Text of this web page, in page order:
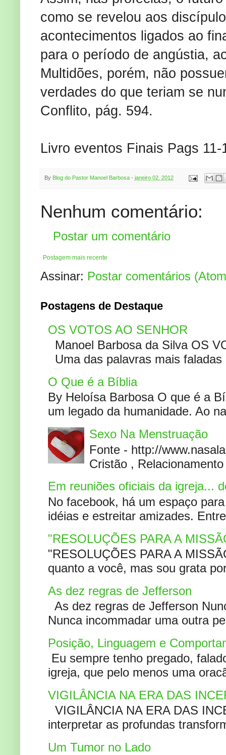
como se revelou aos
acontecimentos ligados ao
para o período de angústia,
Multidões, porém, não
verdades do que teriam se
Conflito, pág. 594.
Livro eventos Finais Pags 11-
By Blog do Pastor Manoel Barbosa - janeiro 02, 2012
Nenhum comentário:
Postar um comentário
Postagem mais recente
Assinar: Postar comentários
Postagens de Destaque
OS VOTOS AO SENHOR
Manoel Barbosa da Silva OS
Uma das palavras mais
O Que é a Bíblia
By Heloísa Barbosa O que é a
um legado da humanidade. Ao
Sexo Na Menstruação
Fonte - http://
Cristão ,
Em reuniões oficiais da igreja...
No facebook, há um espaço
idéias e estreitar amizades.
"RESOLUÇÕES PARA A
"RESOLUÇÕES PARA A
quanto a você, mas sou grata
As dez regras de Jefferson
As dez regras de Jefferson
Nunca incommadar uma outra
Posição, Linguagem e
Eu sempre tenho pregado,
igreja, que pelo menos uma
VIGILÂNCIA NA ERA DAS
VIGILÂNCIA NA ERA DAS
interpretar as profundas
Um Tumor no Lado